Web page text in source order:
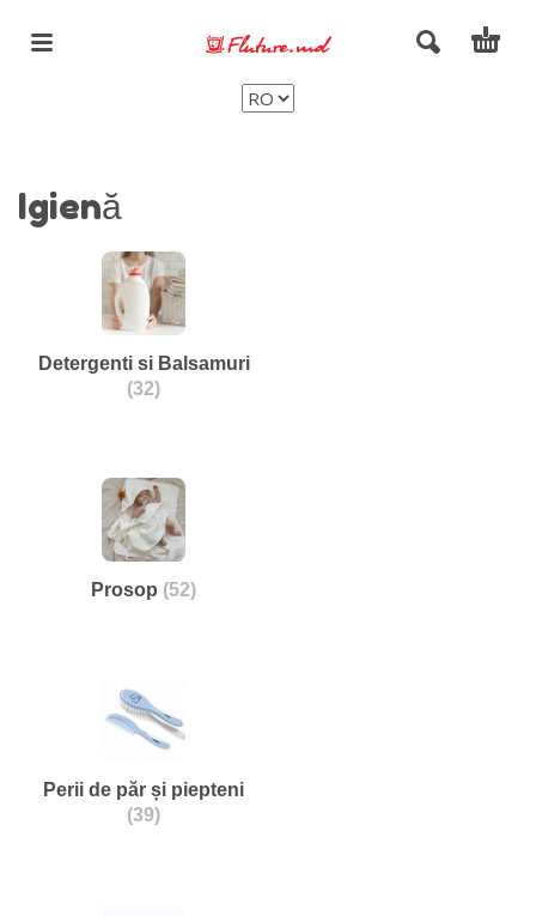
Igienă
Detergenti si Balsamuri
(32)
Prosop (52)
Perii de păr și piepteni
(39)